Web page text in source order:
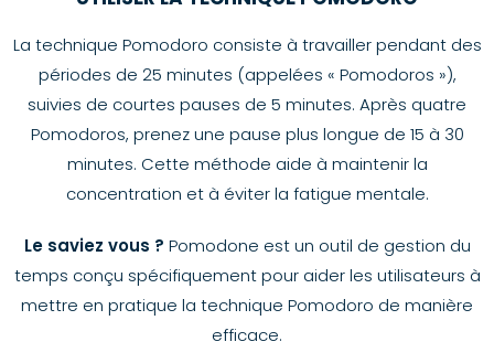
La technique Pomodoro consiste à travailler pendant des
périodes de 25 minutes (appelées « Pomodoros »),
suivies de courtes pauses de 5 minutes. Après quatre
Pomodoros, prenez une pause plus longue de 15 à 30
minutes. Cette méthode aide à maintenir la
concentration et à éviter la fatigue mentale.
Le saviez vous ? Pomodone est un outil de gestion du
temps conçu spécifiquement pour aider les utilisateurs à
mettre en pratique la technique Pomodoro de manière
efficace.